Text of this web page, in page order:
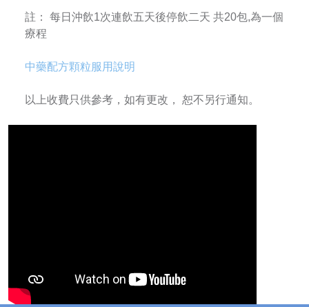
註： 每日沖飲1次連飲五天後停飲二天 共20包,為一個
療程
中藥配方顆粒服用說明
以上收費只供參考，如有更改， 恕不另行通知。